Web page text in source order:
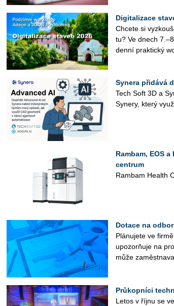
Digitalizace
Chce­te si
tu? Ve dnech
den­ní prak­tic­ký
Synera přidává
Tech Soft 3D a
Sy­ne­ry, který
Rambam, EOS
centrum
Rambam Health
Dotace na
Plá­nu­je­te ve
upo­zorňuje na
může
Průkopníci
Letos v říjnu se